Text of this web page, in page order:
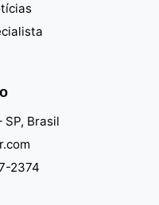
SP, Brasil
2374